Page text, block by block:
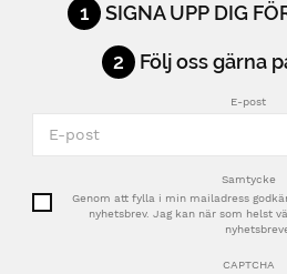
1 SIGNA UPP DIG
2 Följ oss gärna
E-post
Samtycke
Genom att fylla i min mailadress
nyhetsbrev. Jag kan när som helst
CAPTCHA